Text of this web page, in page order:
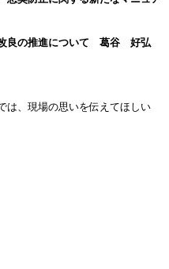
良の推進について 葛谷 好弘
は、現場の思いを伝えてほしい